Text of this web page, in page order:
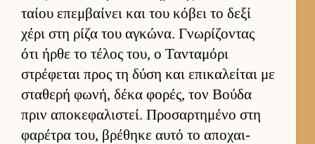
ταίου επεμ­βαί­νει και του κόβει το δεξί
χέρι στη ρίζα του αγκώνα. Γνωρίζοντας
ότι ήρθε το τέλος του, ο Τανταμόρι
στρέφεται προς τη δύση και επικαλεί­ται με
σταθερή φωνή, δέκα φορές, τον Βούδα
πριν αποκεφαλιστεί. Προσαρ­τημένο στη
φαρέτρα του, βρέθηκε αυτό το αποχαι­